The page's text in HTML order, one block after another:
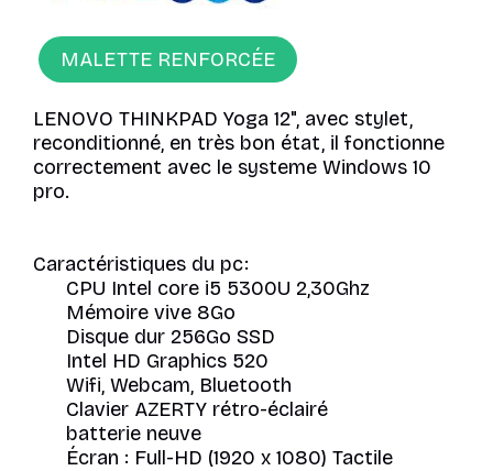
MALETTE RENFORCÉE
LENOVO THINKPAD Yoga 12", avec stylet,
reconditionné, en très bon état, il fonctionne
correctement avec le systeme Windows 10
pro.
Caractéristiques du pc:
CPU Intel core i5 5300U 2,30Ghz
Mémoire vive 8Go
Disque dur 256Go SSD
Intel HD Graphics 520
Wifi, Webcam, Bluetooth
Clavier AZERTY rétro-éclairé
batterie neuve
Écran : Full-HD (1920 x 1080) Tactile